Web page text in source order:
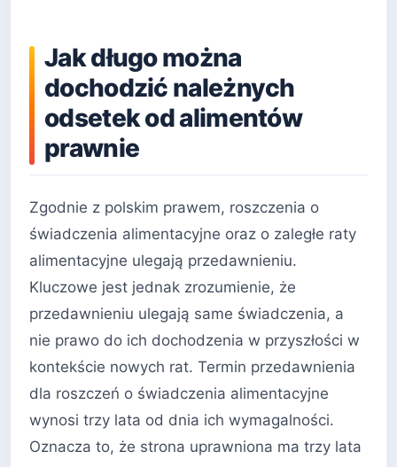
Jak długo można
dochodzić należnych
odsetek od alimentów
prawnie
Zgodnie z polskim prawem, roszczenia o
świadczenia alimentacyjne oraz o zaległe raty
alimentacyjne ulegają przedawnieniu.
Kluczowe jest jednak zrozumienie, że
przedawnieniu ulegają same świadczenia, a
nie prawo do ich dochodzenia w przyszłości w
kontekście nowych rat. Termin przedawnienia
dla roszczeń o świadczenia alimentacyjne
wynosi trzy lata od dnia ich wymagalności.
Oznacza to, że strona uprawniona ma trzy lata